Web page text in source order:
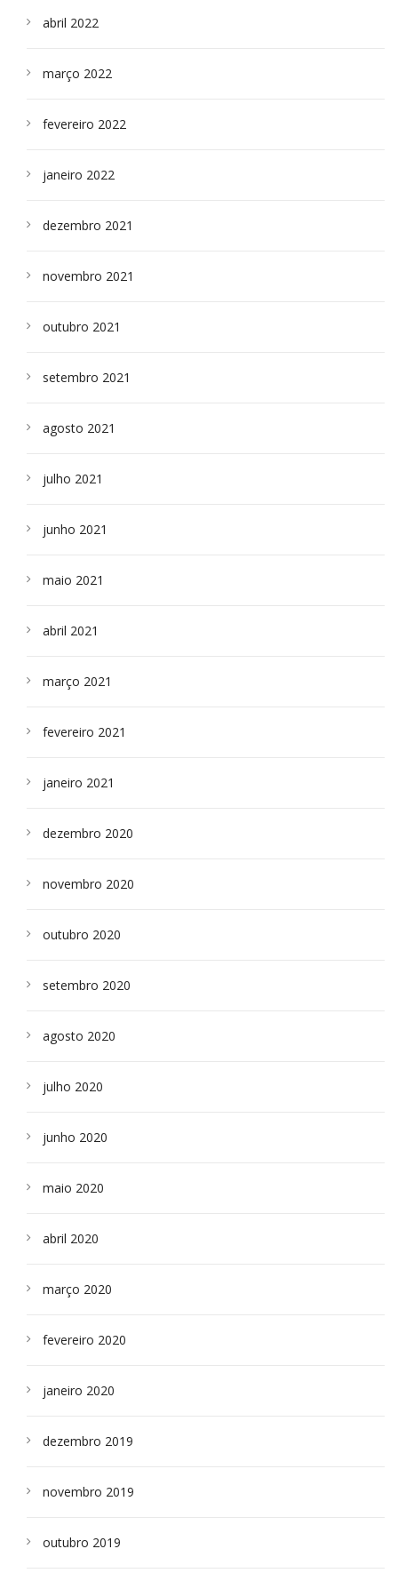
abril 2022
março 2022
fevereiro 2022
janeiro 2022
dezembro 2021
novembro 2021
outubro 2021
setembro 2021
agosto 2021
julho 2021
junho 2021
maio 2021
abril 2021
março 2021
fevereiro 2021
janeiro 2021
dezembro 2020
novembro 2020
outubro 2020
setembro 2020
agosto 2020
julho 2020
junho 2020
maio 2020
abril 2020
março 2020
fevereiro 2020
janeiro 2020
dezembro 2019
novembro 2019
outubro 2019